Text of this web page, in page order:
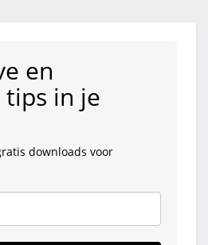
en
in je
downloads voor